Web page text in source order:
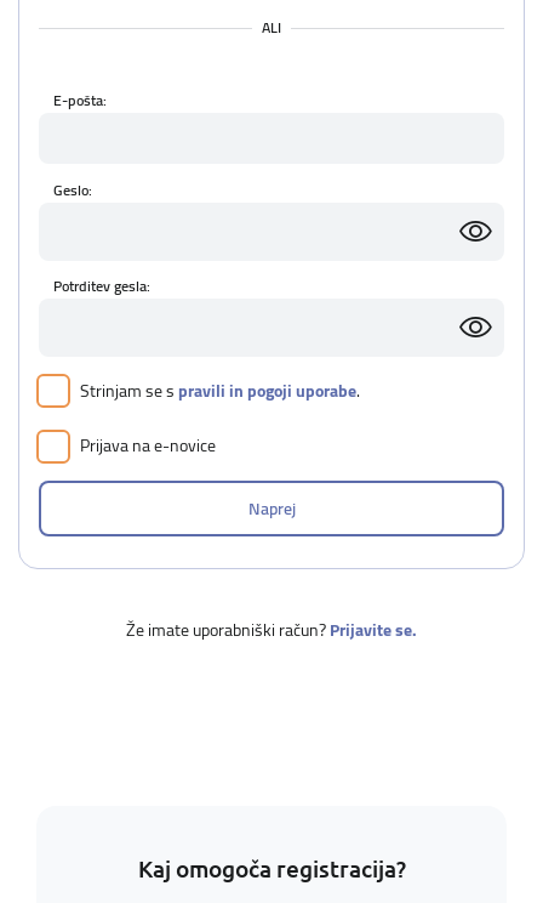
ALI
E-pošta:
Geslo:
Potrditev gesla:
Strinjam se spravili in pogoji uporabe.
Prijava na e-novice
Že imate uporabniški račun?Prijavite se.
Kaj omogoča registracija?